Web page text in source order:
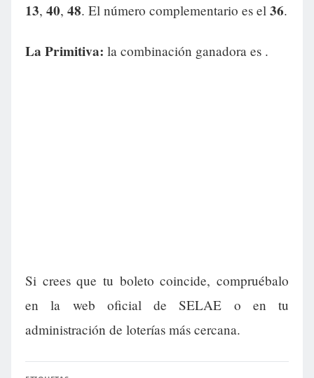
13, 40, 48. El número complementario es el 36.
La Primitiva: la combinación ganadora es .
Si crees que tu boleto coincide, compruébalo
en la web oficial de SELAE o en tu
administración de loterías más cercana.